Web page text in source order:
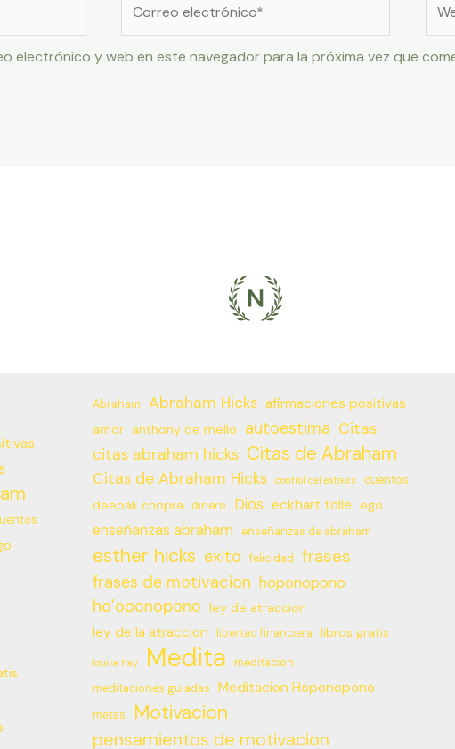
electrónico y web en este navegador para la próxima vez que
Abraham Abraham Hicks afirmaciones positivas
amor anthony de mello autoestima Citas
citas abraham hicks Citas de Abraham
Citas de Abraham Hicks control del estress cuentos
deepak chopra dinero Dios eckhart tolle ego
enseñanzas abraham enseñanzas de abraham
esther hicks exito felicidad frases
frases de motivacion hoponopono
ho’oponopono ley de atraccion
ley de la atraccion libertad financiera libros gratis
louise hay Medita
meditacion
meditaciones guiadas
Meditacion Hoponopono
metas Motivacion
pensamientos de motivacion